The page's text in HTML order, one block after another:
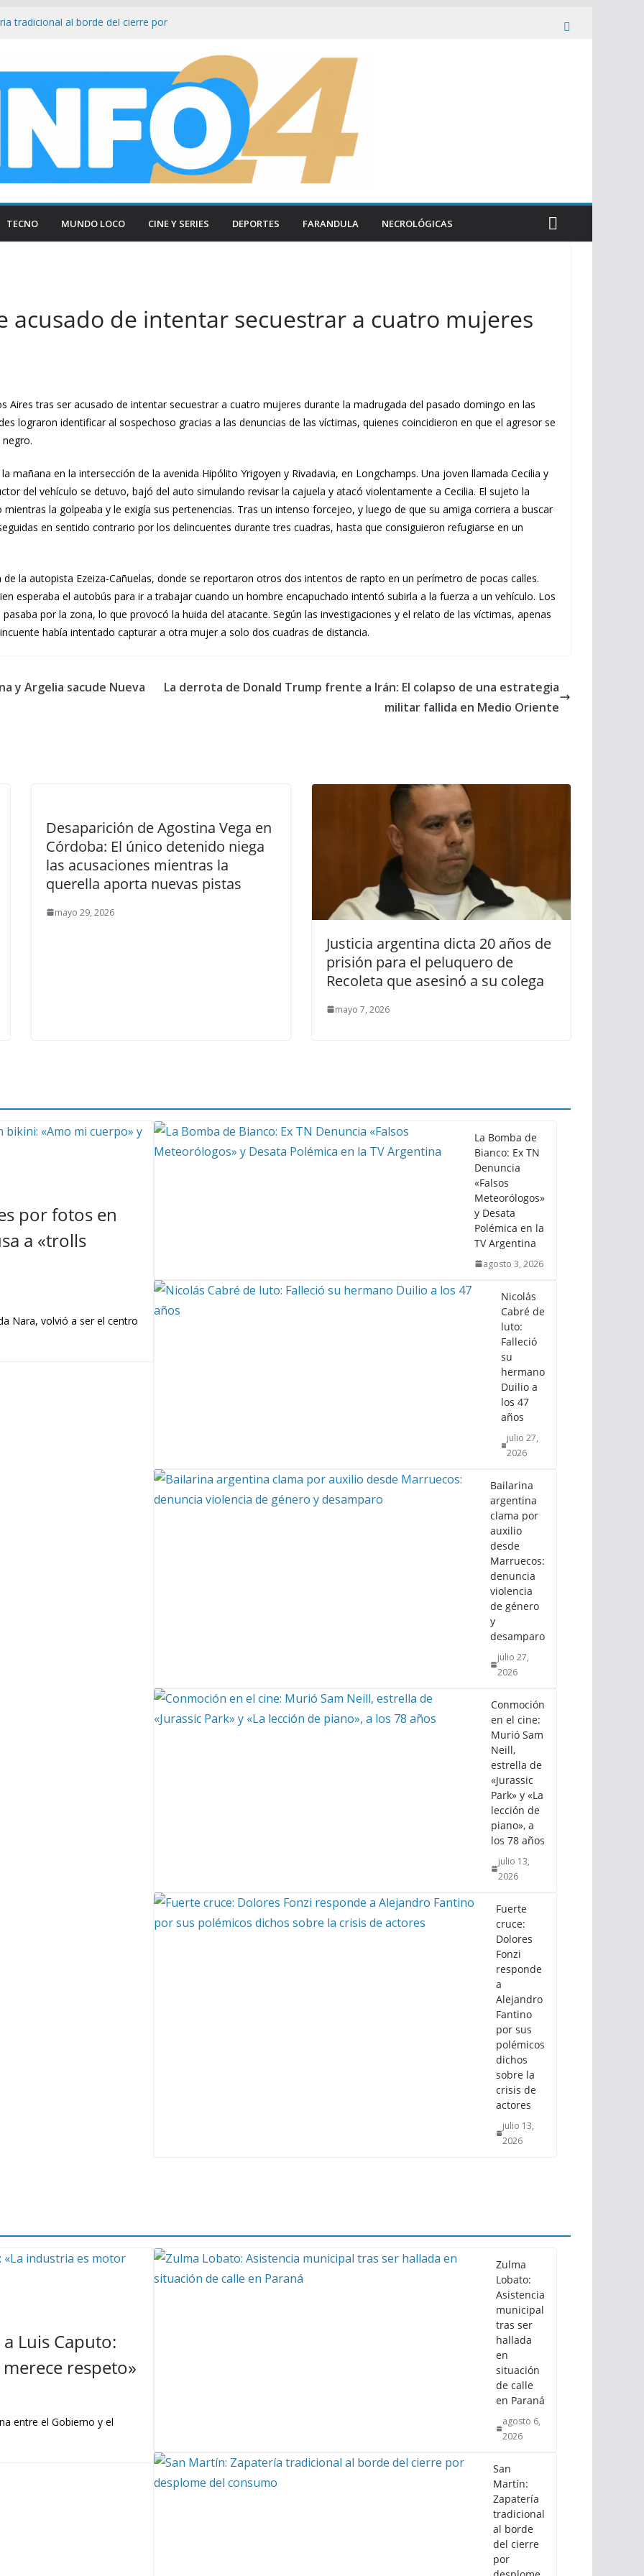
tradicional al borde del cierre por
respeto»
Lynch bajo el ojo: Senador ataca ley
su venta a foráneos
municipal tras ser hallada en
Paraná
testimonio clave de Javier
Cuadernos
TECNO MUNDO LOCO CINE Y SERIES DEPORTES FARANDULA NECROLÓGICAS
acusado de intentar secuestrar a cuatro mujeres
Aires tras ser acusado de intentar secuestrar a cuatro mujeres durante la madrugada del pasado domingo en las
lograron identificar al sospechoso gracias a las denuncias de las víctimas, quienes coincidieron en que el agresor se
mañana en la intersección de la avenida Hipólito Yrigoyen y Rivadavia, en Longchamps. Una joven llamada Cecilia y
del vehículo se detuvo, bajó del auto simulando revisar la cajuela y atacó violentamente a Cecilia. El sujeto la
la golpeaba y le exigía sus pertenencias. Tras un intenso forcejeo, y luego de que su amiga corriera a buscar
en sentido contrario por los delincuentes durante tres cuadras, hasta que consiguieron refugiarse en un
la autopista Ezeiza-Cañuelas, donde se reportaron otros dos intentos de rapto en un perímetro de pocas calles.
esperaba el autobús para ir a trabajar cuando un hombre encapuchado intentó subirla a la fuerza a un vehículo. Los
por la zona, lo que provocó la huida del atacante. Según las investigaciones y el relato de las víctimas, apenas
había intentado capturar a otra mujer a solo dos cuadras de distancia.
y Argelia sacude Nueva
La derrota de Donald Trump frente a Irán: El colapso de una estrategia
militar fallida en Medio Oriente
Desaparición de Agostina Vega en
Córdoba: El único detenido niega
las acusaciones mientras la
querella aporta nuevas pistas
mayo 29, 2026
Justicia argentina dicta 20 años de
prisión para el peluquero de
Recoleta que asesinó a su colega
mayo 7, 2026
por fotos en
a «trolls
Nara, volvió a ser el centro
La Bomba de
Bianco: Ex TN
Denuncia
«Falsos
Meteorólogos»
y Desata
Polémica en la
TV Argentina
agosto 3, 2026
Nicolás
Cabré de
luto:
Falleció
su
hermano
Duilio a
los 47
años
julio 27,
2026
Bailarina
argentina
clama por
auxilio
desde
Marruecos:
denuncia
violencia
de género
y
desamparo
julio 27,
2026
Conmoción
en el cine:
Murió Sam
Neill,
estrella de
«Jurassic
Park» y «La
lección de
piano», a
los 78 años
julio 13,
2026
Fuerte
cruce:
Dolores
Fonzi
responde
a
Alejandro
Fantino
por sus
polémicos
dichos
sobre la
crisis de
actores
julio 13,
2026
Luis Caputo:
respeto»
entre el Gobierno y el
Zulma
Lobato:
Asistencia
municipal
tras ser
hallada
en
situación
de calle
en Paraná
agosto 6,
2026
San
Martín:
Zapatería
tradicional
al borde
del cierre
por